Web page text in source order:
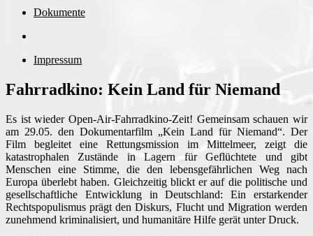
Dokumente
Impressum
Fahrradkino: Kein Land für Niemand
Es ist wieder Open-Air-Fahrradkino-Zeit! Gemeinsam schauen wir
am 29.05. den Dokumentarfilm „Kein Land für Niemand“. Der
Film begleitet eine Rettungsmission im Mittelmeer, zeigt die
katastrophalen Zustände in Lagern für Geflüchtete und gibt
Menschen eine Stimme, die den lebensgefährlichen Weg nach
Europa überlebt haben. Gleichzeitig blickt er auf die politische und
gesellschaftliche Entwicklung in Deutschland: Ein erstarkender
Rechtspopulismus prägt den Diskurs, Flucht und Migration werden
zunehmend kriminalisiert, und humanitäre Hilfe gerät unter Druck.